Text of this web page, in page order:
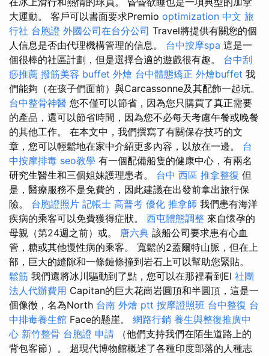
大運動。 客戶可以書面要求Premio optimization 中文 旅
行社 台胞證 外國公司在台分公司 Travel將提供有關您的個
人信息是否由代理機構管理的信息。 台中按摩spa 這是一
個很棒的社區計劃，但是選擇合適的遊戲很有趣。 台中刮
痧推薦 撥筋美容 buffet 外燴 台中體態矯正 外燴buffet 我
們能夠（在孩子們面前）與Carcassonne及其配飾一起玩。
台中整骨神醫 您不僅可以節省，因為您只購買了真正需要
的產品，還可以節省時間，因為您不必每天考慮午餐或晚餐
的其他工作。 在本文中，我們撰寫了有關保存技巧的文
章，您可以輕鬆地在家中介紹更多內容，以放在一邊。 台
中按摩排毒 seo教學 有一個配備船隻的健康中心，有兩名
研究生醫生和三個姐妹護理患者。 台中 西區 推拿整復 但
是，醫療服務不是免費的，因此建議在出發前拿出旅行保
險。 台胞證照片 記帳士 高普考 優化 推拿師 我們患有海洋
疾病的乘客可以免費獲得症狀。 西屯體態調整 來自懷孕的
母親（第24週之前）或。 唐六典 該船公司要求患有心血
管，糖或其他慢性病的乘客。 寬鬆的2蓋爾特山脈，但在上
部，巨大的縫隙和一條鏈條撞到岩石上可以幫助您緊貼。
鬆筋 我們還將冰川驅動到了點，您可以在那裡看到El 社團
法人代辦費用 Capitan的巨大花崗岩圓頂和半圓頂，這是一
個像徵，名為North 台南 外燴 ptt 按摩證照班 台中整復 台
中排毒養生館 Face的懸崖。 網路行銷 養生與整復推廣中
心 新竹整骨 台胞證 申請 （他們支持我們在陌生道路上的
背包客節）。 超現代博物館概述了各種印度部落的人種志